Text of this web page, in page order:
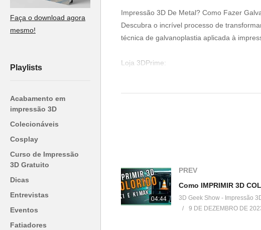
Faça o download agora
mesmo!
Playlists
Acabamento em
impressão 3D
Colecionáveis
Cosplay
Curso de Impressão
3D Gratuito
Dicas
Entrevistas
Eventos
Fatiadores
Impressão 3D De Metal? Como Fazer
Descubra o incrível processo de
técnica de galvanoplastia aplicada à
Loja 3DPrime:
Cursos indicados pelo 3DGeekShow
▶
http://bit.ly/Cursos3DGS
04:44
PREV
3D Geek Show - Impressão
9 DE DEZEMBRO DE